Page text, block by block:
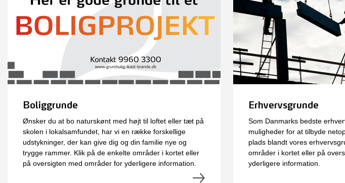
Boliggrunde
Ønsker du at bo naturskønt med højt til loftet eller tæt på
skolen i lokalsamfundet, har vi en række forskellige
udstykninger, der kan give dig og din familie nye og
trygge rammer. Klik på de enkelte områder i kortet eller
på oversigten med områder for yderligere information.
Erhvervsgrunde
Som Danmarks bedste
muligheder for at tilbyde
plads blandt vores
områder i kortet eller på
yderligere information.